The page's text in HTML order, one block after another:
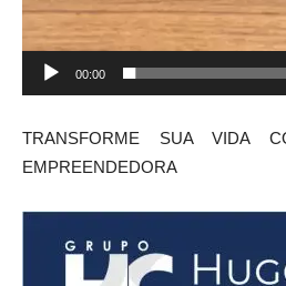
00:00
TRANSFORME SUA VIDA
EMPREENDEDORA